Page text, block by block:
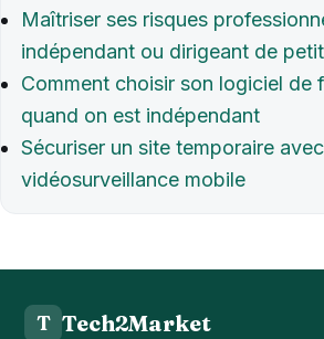
Maîtriser ses risques
indépendant ou dirigeant de
Comment choisir son logiciel de
quand on est indépendant
Sécuriser un site temporaire
vidéosurveillance mobile
T Tech2Market